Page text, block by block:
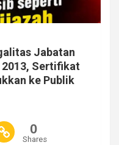
Jabatan
2013, Sertifikat
ke Publik
0
Shares